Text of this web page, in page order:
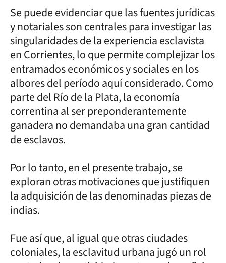
Se puede evidenciar que las fuentes jurídicas
y notariales son centrales para investigar las
singularidades de la experiencia esclavista
en Corrientes, lo que permite complejizar los
entramados económicos y sociales en los
albores del período aquí considerado. Como
parte del Río de la Plata, la economía
correntina al ser preponderantemente
ganadera no demandaba una gran cantidad
de esclavos.
Por lo tanto, en el presente trabajo, se
exploran otras motivaciones que justifiquen
la adquisición de las denominadas piezas de
indias.
Fue así que, al igual que otras ciudades
coloniales, la esclavitud urbana jugó un rol